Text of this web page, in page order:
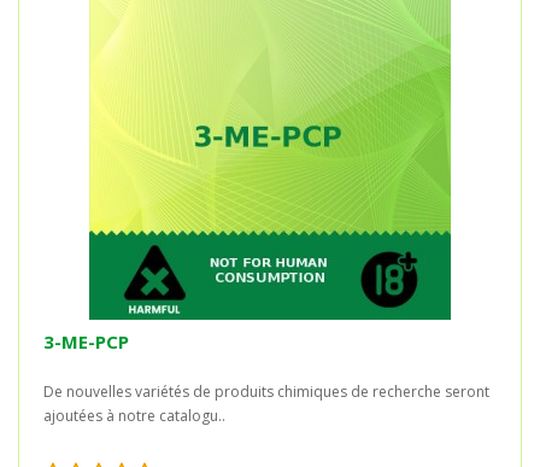
3-ME-PCP
De nouvelles variétés de produits chimiques de recherche seront
ajoutées à notre catalogu..